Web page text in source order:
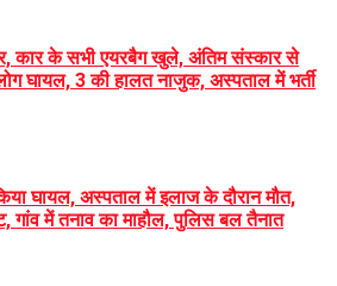
कार के सभी एयरबैग खुले, अंतिम संस्कार से
घायल, 3 की हालत नाजुक, अस्पताल में भर्ती
घायल, अस्पताल में इलाज के दौरान मौत,
गांव में तनाव का माहौल, पुलिस बल तैनात